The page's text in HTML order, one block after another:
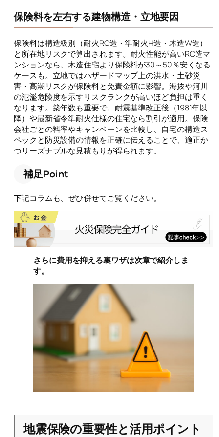
保険料を左右する建物構造・立地要因
保険料は構造級別（耐火RC造・準耐火H造・木造W造）
と所在地リスクで算出されます。耐火性能が高いRC造マ
ンションなら、木造住宅より保険料が30～50％安くなる
ケースも。立地ではハザードマップ上の洪水・土砂災
害・高潮リスクが保険料と免責金額に影響。海抜や河川
の氾濫危険度を示すリスクランクが高いほど負担は重く
なります。築年数も重要で、耐震基準改正後（1981年以
降）や最新省令準耐火仕様の住宅なら割引が適用。保険
会社ごとの料率やキャンペーンを比較し、自宅の構造ス
ペックと防災設備の情報を正確に伝えることで、適正か
つリーズナブルな見積もりが得られます。
補足Point
下記コラムも、ぜひ併せてご覧ください。
さらに費用を抑える裏ワザは次章で紹介しま
す。
地震保険の重要性と活用ポイント